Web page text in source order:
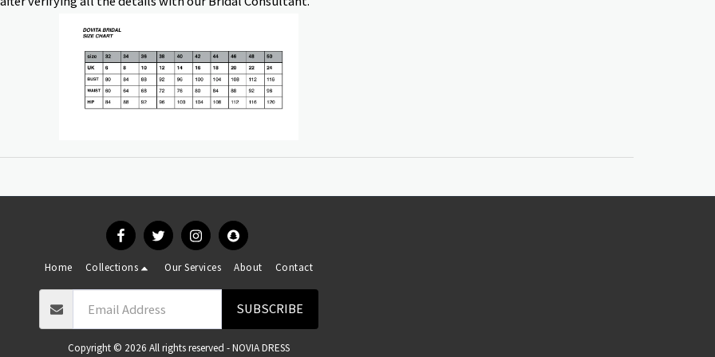
Home Collections Our Services About Contact
SUBSCRIBE
Copyright © 2026 All rights reserved -NOVIA DRESS